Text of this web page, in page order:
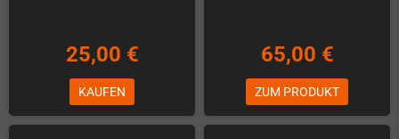
25,00 €
KAUFEN
65,00 €
ZUM PRODUKT